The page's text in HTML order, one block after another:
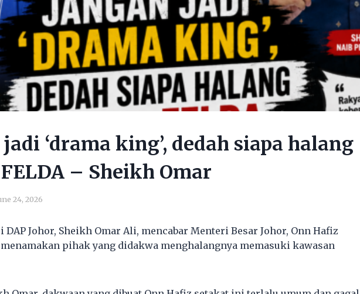
‘drama king’, dedah siapa halang
– Sheikh Omar
24, 2026
DAP Johor, Sheikh Omar Ali, mencabar Menteri Besar Johor, Onn Hafiz
menamakan pihak yang didakwa menghalangnya memasuki kawasan